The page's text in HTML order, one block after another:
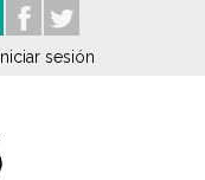
Iniciar sesión